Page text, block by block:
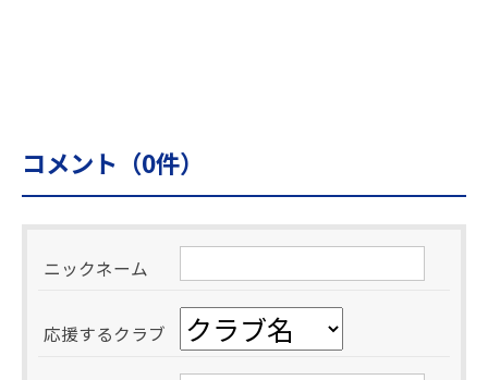
コメント（0件）
ニックネーム
応援するクラブ